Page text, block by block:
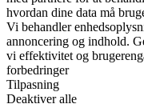
hvordan dine data må
Vi behandler
annoncering og indhold.
vi effektivitet og
forbedringer
Tilpasning
Deaktiver alle